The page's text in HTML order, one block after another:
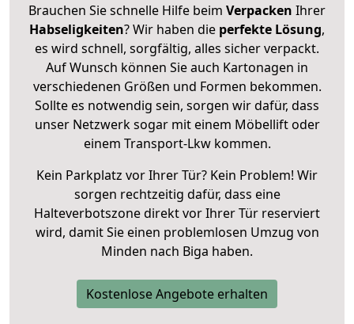
Brauchen Sie schnelle Hilfe beim Verpacken Ihrer
Habseligkeiten? Wir haben die perfekte Lösung,
es wird schnell, sorgfältig, alles sicher verpackt.
Auf Wunsch können Sie auch Kartonagen in
verschiedenen Größen und Formen bekommen.
Sollte es notwendig sein, sorgen wir dafür, dass
unser Netzwerk sogar mit einem Möbellift oder
einem Transport-Lkw kommen.
Kein Parkplatz vor Ihrer Tür? Kein Problem! Wir
sorgen rechtzeitig dafür, dass eine
Halteverbotszone direkt vor Ihrer Tür reserviert
wird, damit Sie einen problemlosen Umzug von
Minden nach Biga haben.
Kostenlose Angebote erhalten